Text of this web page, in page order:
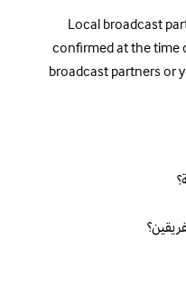
Local broadcast
confirmed at the time
broadcast partners or